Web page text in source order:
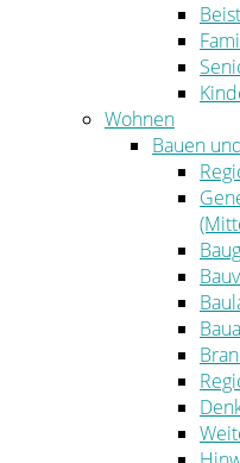
Wohnen
Bauen